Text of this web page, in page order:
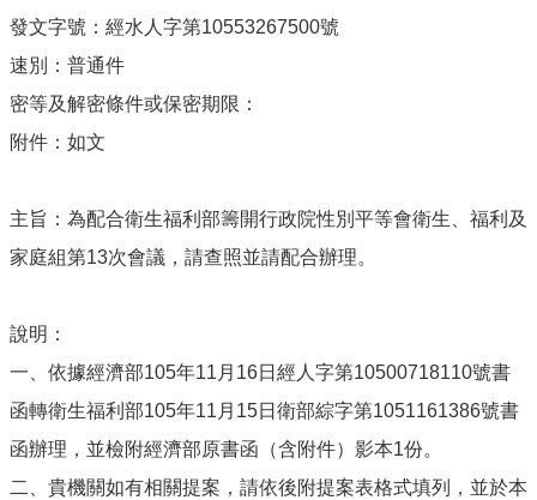
發文字號：經水人字第10553267500號
速別：普通件
密等及解密條件或保密期限：
附件：如文
主旨：為配合衛生福利部籌開行政院性別平等會衛生、福利及
家庭組第13次會議，請查照並請配合辦理。
說明：
一、依據經濟部105年11月16日經人字第10500718110號書
函轉衛生福利部105年11月15日衛部綜字第1051161386號書
函辦理，並檢附經濟部原書函（含附件）影本1份。
二、貴機關如有相關提案，請依後附提案表格式填列，並於本